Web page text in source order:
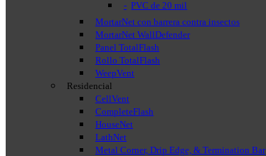
PVC de 20 mil
MortarNet con barrera contra insectos
MortarNet WallDefender
Panel TotalFlash
Rollo TotalFlash
WeepVent
Residencial
CellVent
CompleteFlash
HouseNet
LathNet
Metal Corner, Drip Edge, & Termination Bar